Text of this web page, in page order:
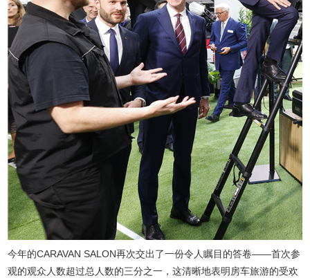
今年的CARAVAN SALON再次交出了一份令人瞩目的答卷——首次参
观的观众人数超过总人数的三分之一，这清晰地表明房车旅游的受欢